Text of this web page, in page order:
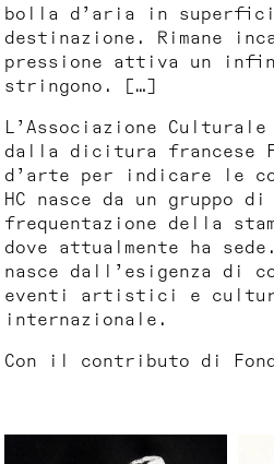
bolla d’aria in
destinazione. Rimane
pressione attiva un
stringono. […]
L’Associazione Culturale
dalla dicitura francese
d’arte per indicare le
HC nasce da un gruppo
frequentazione della
dove attualmente ha
nasce dall’esigenza di
eventi artistici e
internazionale.
Con il contributo di